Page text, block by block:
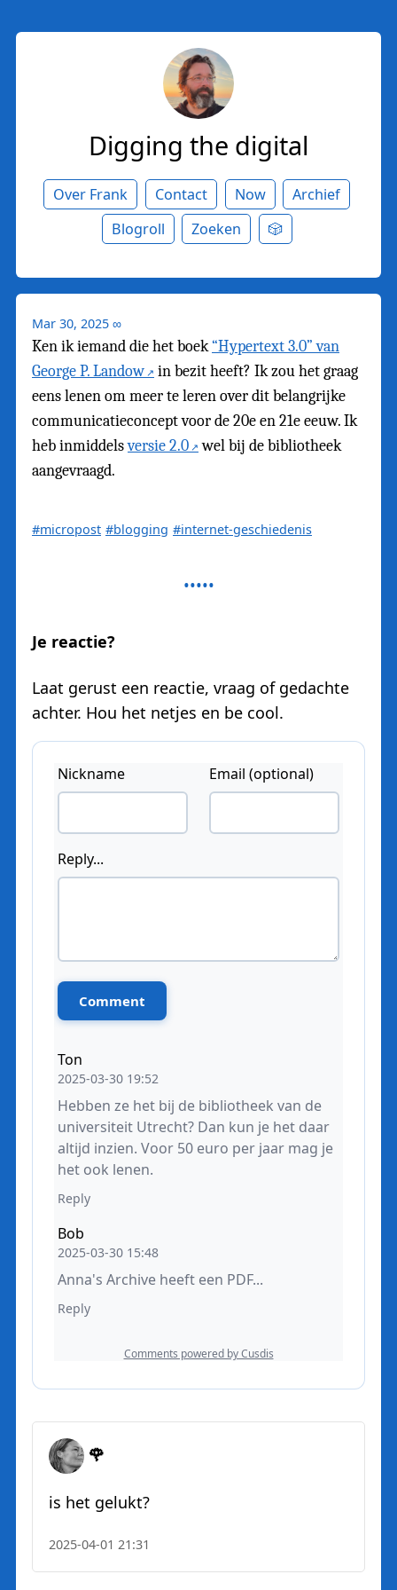
Digging the digital
Over Frank Contact Now
Archief
Blogroll
Zoeken 🎲
Mar 30, 2025 ∞
Ken ik iemand die het boek“Hypertext 3.0” van
George P. Landow
in bezit heeft? Ik zou het graag
eens lenen om meer te leren over dit belangrijke
communicatieconcept voor de 20e en 21e eeuw. Ik
heb inmiddelsversie 2.0
wel bij de bibliotheek
aangevraagd.
#micropost #blogging #internet-geschiedenis
Je reactie?
Laat gerust een reactie, vraag of gedachte
achter. Hou het netjes en be cool.
🌹
is het gelukt?
2025-04-01 21:31